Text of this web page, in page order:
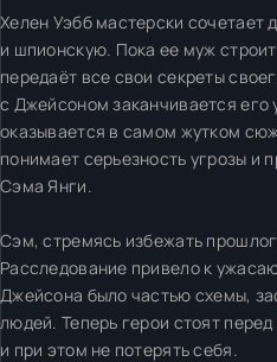
Хелен Уэбб мастерски
и шпионскую. Пока ее муж
передаёт все свои секреты
с Джейсоном заканчивается его
оказывается в самом жутком
понимает серьезность угрозы и
Сэма Янги.
Сэм, стремясь избежать
Расследование привело к
Джейсона было частью схемы,
людей. Теперь герои стоят
и при этом не потерять себя.